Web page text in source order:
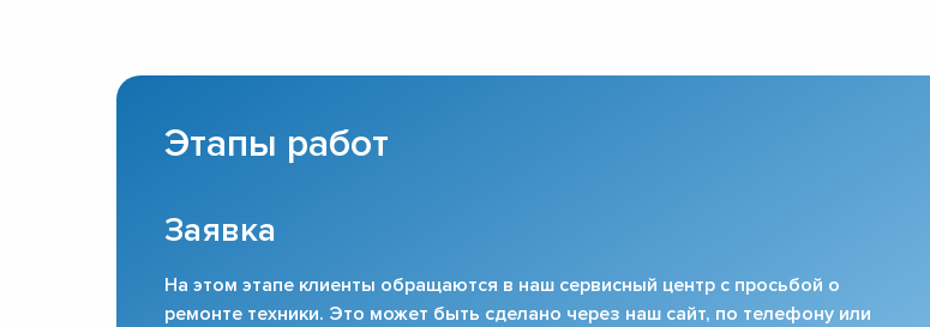
Этапы работ
Заявка
На этом этапе клиенты обращаются в наш сервисный центр с просьбой о
ремонте техники. Это может быть сделано через наш сайт, по телефону или